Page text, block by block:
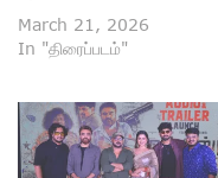
March 21, 2026
In "திரைப்படம்"